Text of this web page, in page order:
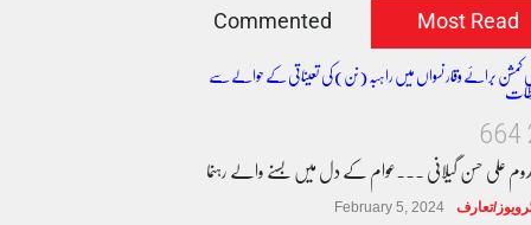
Most Read
Commented
4
6
6
علی حسن گیلانی ۔۔۔عوام کے دل میں بسنے والے رہنما
تعارف February 5, 2024